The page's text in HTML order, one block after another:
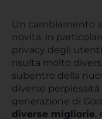
Un cambiamento
novità, in
privacy degli
risulta molto
subentro della
diverse
generazione di
diverse migliorie,